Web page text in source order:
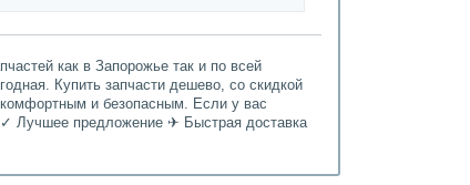
как в Запорожье так и по всей
Купить запчасти дешево, со скидкой
комфортным и безопасным. Если у вас
✓ Лучшее предложение ✈ Быстрая доставка